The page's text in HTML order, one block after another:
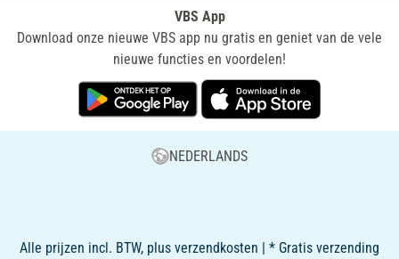
VBS App
Download onze nieuwe VBS app nu gratis en geniet van de vele
nieuwe functies en voordelen!
NEDERLANDS
Alle prijzen incl. BTW, plus verzendkosten | * Gratis verzending